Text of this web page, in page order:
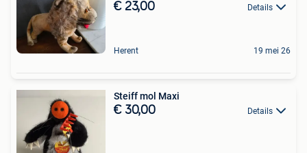
€ 23,00 Details
Herent 19 mei 26
Steiff mol Maxi
€ 30,00 Details